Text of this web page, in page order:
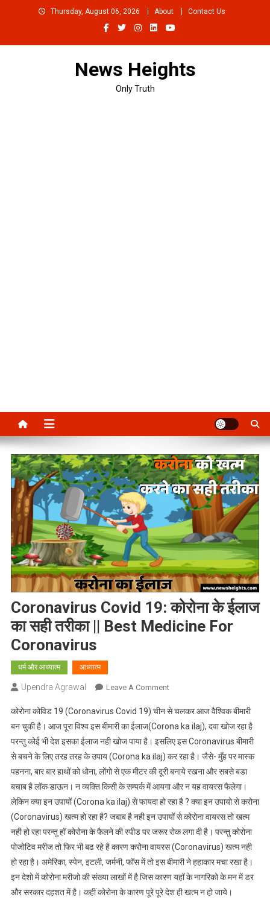
Thursday, August 06, 2026 About Contact Us
News Heights
Only Truth
Coronavirus Covid 19: कोरोना के ईलाज
का सही तरीका || Best Medicine For
Coronavirus
धर्म और आध्यात्म आध्यात्म
Upendra Agrawal Leave A CommentOn
Covid
19:
कोरोना
के
ईलाज
का
सही
तरीका
||
Medicine
For
Coronavirus
कोरोना कोविड 19 (Coronavirus Covid 19) चीन से चलकर आज वैश्विक बीमारी
बन चुकी है। आज पूरा विश्व इस बीमारी का ईलाज(Corona ka ilaj), दवा खोज रहा है
परन्तु कोई भी देश इसका ईलाज नही खोज पाया है। इसलिए इस Coronavirus बीमारी
से बचने के लिए तरह तरह के उपाय (Corona ka ilaj) कर रहा है। जैसे- मुँह पर मास्क
पहनना, बार बार हाथों को धोना, लोंगो से एक मीटर की दूरी बनाये रखना और सबसे बडा
बचाब है लॉक डाऊन। न व्यक्ति किसी के सम्पर्क में आयगा और न यह वायरस फैलेगा।
लेकिन क्या इन उपायों (Corona ka ilaj) से फायदा हो रहा है ? क्या इन उपायो से करोना
(Coronavirus) खत्म हो रहा है? जबाब है नही इन उपायों से कोरोना वायरस तो खत्म
नही हो रहा परन्तु हॉ कोरोना के फैलने की स्पीड पर जरूर रोक लगा दी है। परन्तु कोरोना
पोजोटिव मरीज तो फिर भी बढ रहे है कारण करोना वायरस (Coronavirus) खत्म नही
हो रहा है। अमेरिका, स्पेन, इटली, जर्मनी, फॉस में तो इस बीमारी ने हहाकार मचा रखा है।
इन देशो में कोरोना मरीजो की संख्या लाखों में है जिस कारण यहॉ के नागरिको के मन में डर
और सरकार दहशत में है। कहीं कोरोना के कारण पूरे पूरे देश ही खत्म न हो जाये।